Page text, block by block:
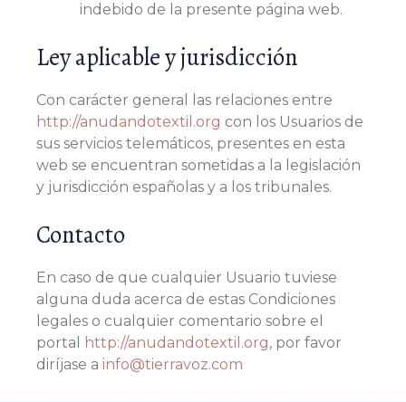
indebido de la presente página web.
Ley aplicable y jurisdicción
Con carácter general las relaciones entre
http://anudandotextil.org con los Usuarios de
sus servicios telemáticos, presentes en esta
web se encuentran sometidas a la legislación
y jurisdicción españolas y a los tribunales.
Contacto
En caso de que cualquier Usuario tuviese
alguna duda acerca de estas Condiciones
legales o cualquier comentario sobre el
portal
http://anudandotextil.org, por favor
diríjase a info@tierravoz.com